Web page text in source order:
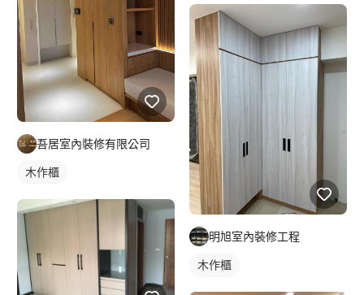
吾居室內裝修有限公司
木作櫃
明旭室內裝修工程
木作櫃